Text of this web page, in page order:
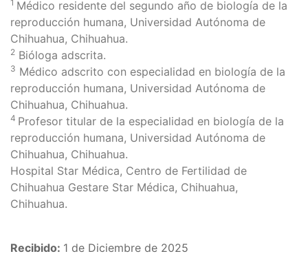
1 Médico residente del segundo año de biología de la
reproducción humana, Universidad Autónoma de
Chihuahua, Chihuahua.
2 Bióloga adscrita.
3 Médico adscrito con especialidad en biología de la
reproducción humana, Universidad Autónoma de
Chihuahua, Chihuahua.
4 Profesor titular de la especialidad en biología de la
reproducción humana, Universidad Autónoma de
Chihuahua, Chihuahua.
Hospital Star Médica, Centro de Fertilidad de
Chihuahua Gestare Star Médica, Chihuahua,
Chihuahua.
Recibido: 1 de Diciembre de 2025